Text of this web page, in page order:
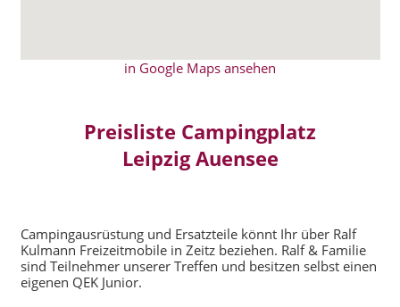
in Google Maps ansehen
Preisliste Campingplatz
Leipzig Auensee
Campingausrüstung und Ersatzteile könnt Ihr über Ralf
Kulmann Freizeitmobile in Zeitz beziehen. Ralf & Familie
sind Teilnehmer unserer Treffen und besitzen selbst einen
eigenen QEK Junior.